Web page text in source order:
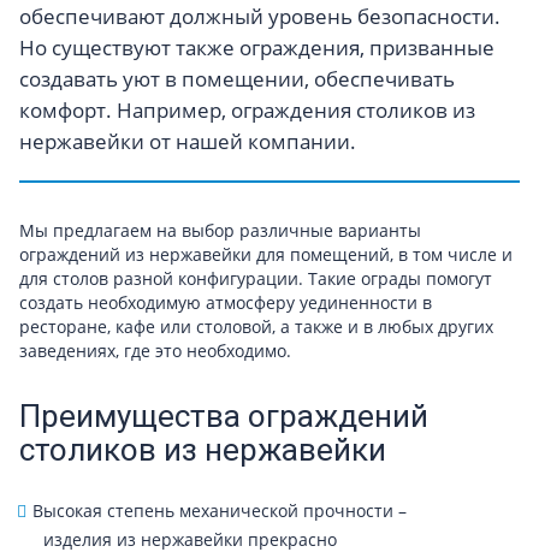
обеспечивают должный уровень безопасности.
Но существуют также ограждения, призванные
создавать уют в помещении, обеспечивать
комфорт. Например, ограждения столиков из
нержавейки от нашей компании.
Мы предлагаем на выбор различные варианты
ограждений из нержавейки для помещений, в том числе и
для столов разной конфигурации. Такие ограды помогут
создать необходимую атмосферу уединенности в
ресторане, кафе или столовой, а также и в любых других
заведениях, где это необходимо.
Преимущества ограждений
столиков из нержавейки
Высокая степень механической прочности –
изделия из нержавейки прекрасно